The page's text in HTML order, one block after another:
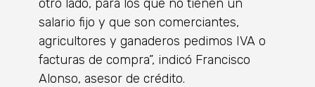
otro lado, para los que no tienen un
salario fijo y que son comerciantes,
agricultores y ganaderos pedimos IVA o
facturas de compra”, indicó Francisco
Alonso, asesor de crédito.